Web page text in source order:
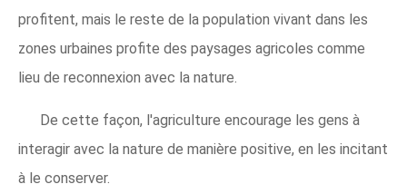
profitent, mais le reste de la population vivant dans les
zones urbaines profite des paysages agricoles comme
lieu de reconnexion avec la nature.
De cette façon, l'agriculture encourage les gens à
interagir avec la nature de manière positive, en les incitant
à le conserver.